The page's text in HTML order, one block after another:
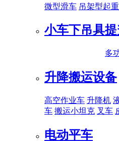
微型滑车 吊架型起
小车下吊具
多
升降搬运设备
高空作业车 升降机
车 搬运小坦克 叉车
电动平车